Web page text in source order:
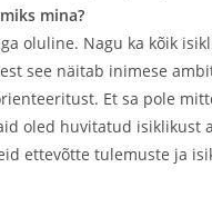
miks mina?
oluline. Nagu ka kõik
see näitab inimese
Et sa pole
oled huvitatud isiklikust
ettevõtte tulemuste ja